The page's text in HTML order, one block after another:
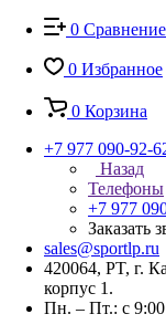
0 Сравнение
0 Избранное
0 Корзина
+7 977 090-92-
Назад
Телефоны
+7 977
Заказать
sales@sportlp.ru
420064, PT, г.
корпус 1.
Пн. – Пт.: с